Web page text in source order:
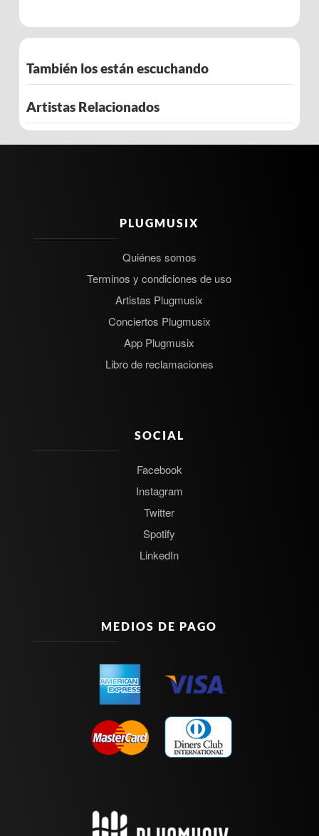
También los están escuchando
Artistas Relacionados
PLUGMUSIX
Quiénes somos
Terminos y condiciones de uso
Artistas Plugmusix
Conciertos Plugmusix
App Plugmusix
Libro de reclamaciones
SOCIAL
Facebook
Instagram
Twitter
Spotify
LinkedIn
MEDIOS DE PAGO